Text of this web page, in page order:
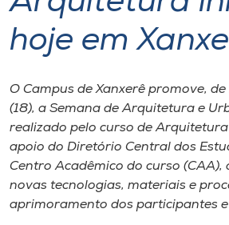
Atendimento ao Estudante
Portal de Ensino
A
Unoesc
Internacionalização
hoje em
O Campus de Xanxerê promove,
(18), a Semana de Arquitetura e
realizado pelo curso de
apoio do Diretório Central dos
Centro Acadêmico do curso
novas tecnologias, materiais e
aprimoramento dos participantes